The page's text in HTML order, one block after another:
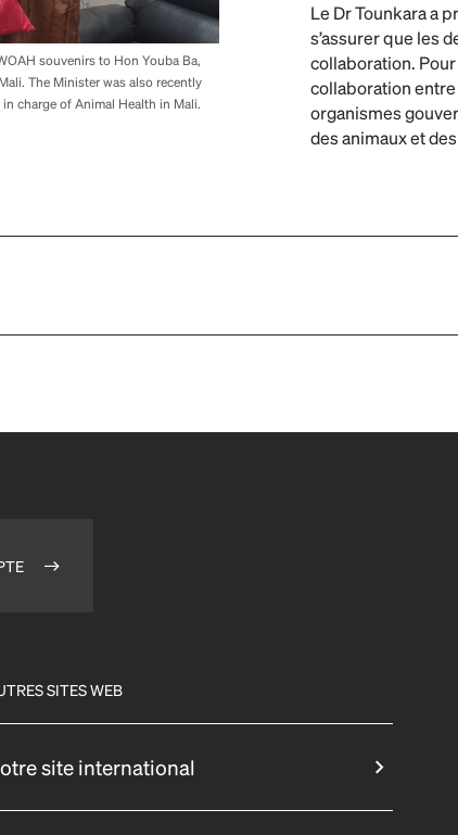
souvenirs to Hon Youba Ba,
The Minister was also recently
charge of Animal Health in Mali.
Le Dr Tounkara a
s’assurer que les
collaboration. Pour
collaboration entre
organismes
des animaux et
SITES WEB
site international